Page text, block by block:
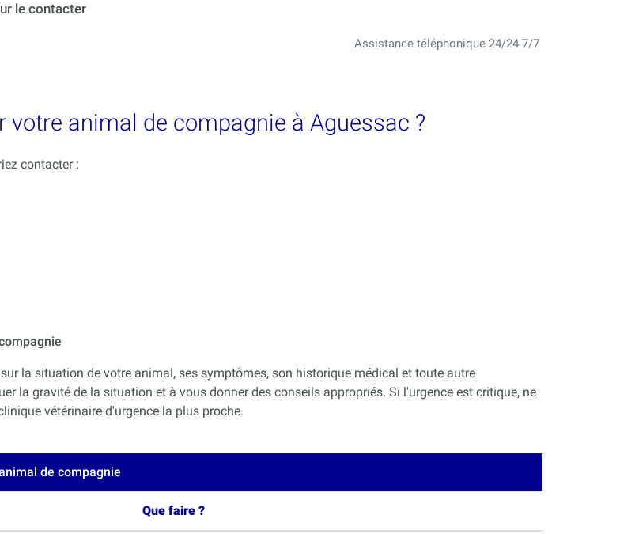
le contacter
Assistance téléphonique 24/24 7/7
votre animal de compagnie à Aguessac ?
contacter :
la situation de votre animal, ses symptômes, son historique médical et toute autre
la gravité de la situation et à vous donner des conseils appropriés. Si l'urgence est critique, ne
vétérinaire d'urgence la plus proche.
de compagnie
Que faire ?